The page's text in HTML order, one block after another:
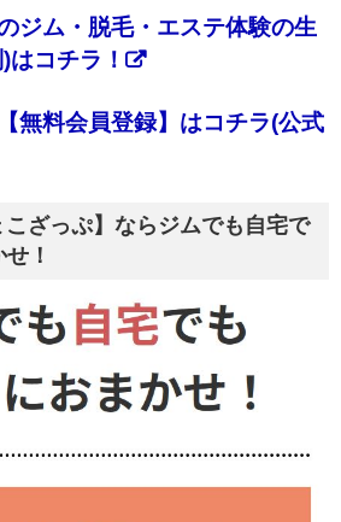
ジム・脱毛・エステ体験の生
コチラ！
無料会員登録】はコチラ(公式
ざっぷ】ならジムでも自宅で
！